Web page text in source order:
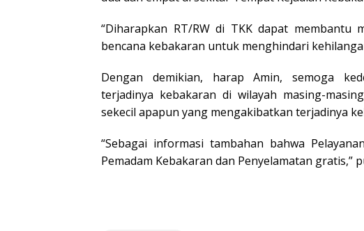
“Diharapkan RT/RW di TKK dapat
bencana kebakaran untuk menghindari
Dengan demikian, harap Amin, semoga
terjadinya kebakaran di wilayah masing-
sekecil apapun yang mengakibatkan terjadinya
“Sebagai informasi tambahan bahwa
Pemadam Kebakaran dan Penyelamatan gratis,”